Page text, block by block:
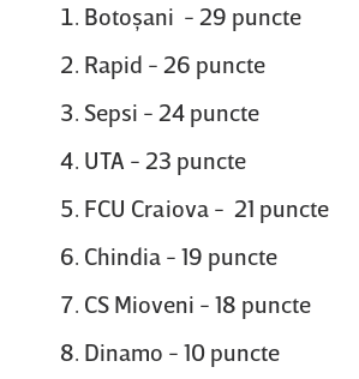
Botoşani - 29 puncte
Rapid - 26 puncte
Sepsi - 24 puncte
UTA - 23 puncte
FCU Craiova - 21 puncte
Chindia - 19 puncte
CS Mioveni - 18 puncte
Dinamo - 10 puncte